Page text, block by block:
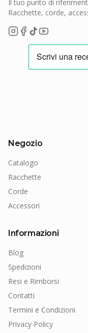
Il tuo punto di
Racchette, corde,
Negozio
Catalogo
Racchette
Corde
Accessori
Informazioni
Blog
Spedizioni
Resi e Rimborsi
Contatti
Termini e Condizioni
Privacy Policy